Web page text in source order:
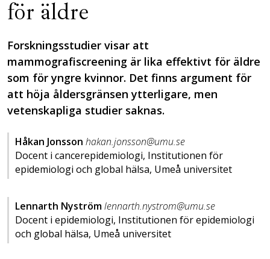
­för äldre
Forskningsstudier visar att
mammografiscreening är lika effektivt för äldre
som för yngre kvinnor. Det finns argument för
att höja åldersgränsen ­ytterligare, men
vetenskapliga studier saknas.
Håkan Jonsson hakan.jonsson@umu.se
Docent i cancerepidemiologi, Institutionen för
epidemiologi och global hälsa, Umeå universitet
Lennarth Nyströmlennarth.nystrom@umu.se
Docent i epidemiologi, Institutionen för epidemiologi
och global hälsa, Umeå universitet